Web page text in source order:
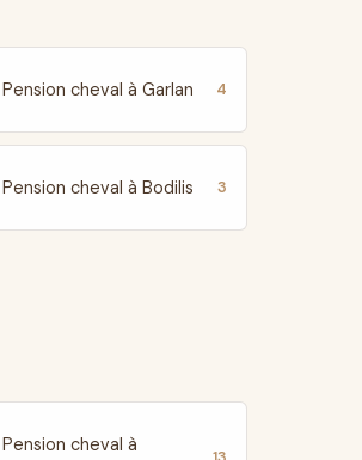
Pension cheval à Garlan 4
Pension cheval à Bodilis 3
Pension cheval à